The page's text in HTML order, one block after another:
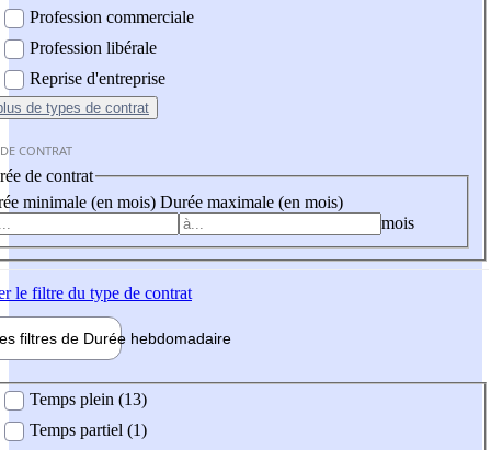
Profession commerciale
Profession libérale
Reprise d'entreprise
de types de contrat
CONTRAT
de contrat
minimale (en mois) Durée maximale (en mois)
mois
le filtre du type de contrat
filtres de Durée hebdomadaire
Temps plein (13)
Temps partiel (1)